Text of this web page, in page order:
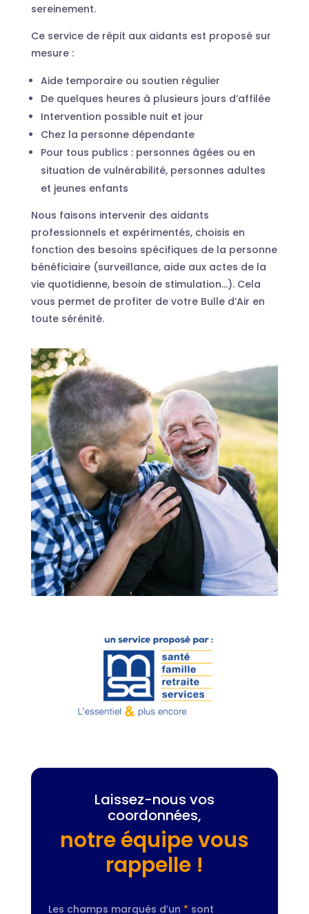
sereinement.
Ce service de répit aux aidants est proposé sur
mesure :
Aide temporaire ou soutien régulier
De quelques heures à plusieurs jours d’affilée
Intervention possible nuit et jour
Chez la personne dépendante
Pour tous publics : personnes âgées ou en
situation de vulnérabilité, personnes adultes
et jeunes enfants
Nous faisons intervenir des aidants
professionnels et expérimentés, choisis en
fonction des besoins spécifiques de la personne
bénéficiaire (surveillance, aide aux actes de la
vie quotidienne, besoin de stimulation…). Cela
vous permet de profiter de votre Bulle d’Air en
toute sérénité.
Laissez-nous vos
coordonnées,
notre équipe vous
rappelle !
Les champs marqués d’un * sont